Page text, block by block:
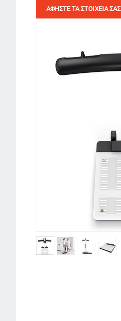
ΑΦΗΣΤΕ ΤΑ ΣΤΟΙΧΕΙΑ ΣΑΣ